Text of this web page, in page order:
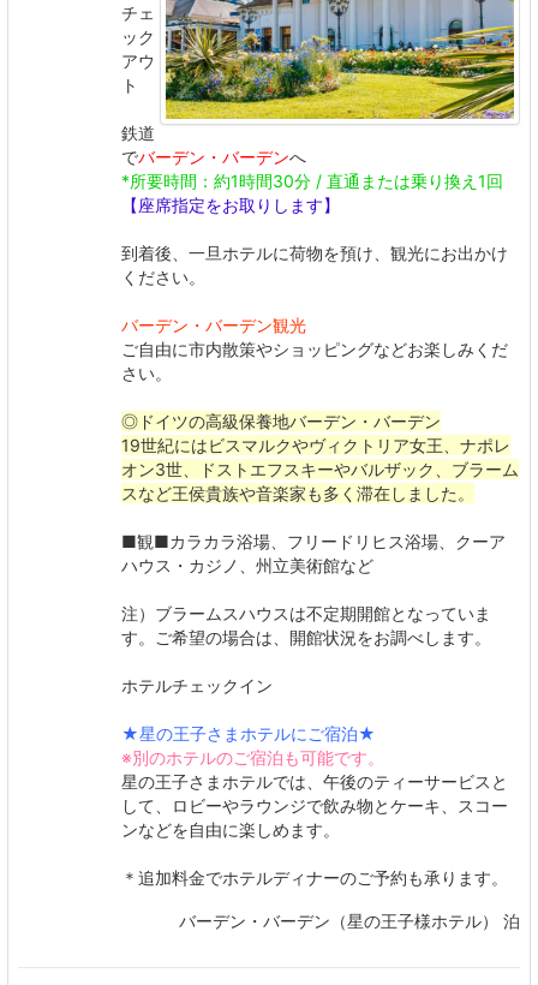
チェ
ック
アウ
ト
鉄道
でバーデン・バーデンへ
*所要時間：約1時間30分 / 直通または乗り換え1回
【座席指定をお取りします】
到着後、一旦ホテルに荷物を預け、観光にお出かけ
ください。
バーデン・バーデン観光
ご自由に市内散策やショッピングなどお楽しみくだ
さい。
◎ドイツの高級保養地バーデン・バーデン
19世紀にはビスマルクやヴィクトリア女王、ナポレ
オン3世、ドストエフスキーやバルザック、ブラーム
スなど王侯貴族や音楽家も多く滞在しました。
■観■カラカラ浴場、フリードリヒス浴場、クーア
ハウス・カジノ、州立美術館など
注）ブラームスハウスは不定期開館となっていま
す。ご希望の場合は、開館状況をお調べします。
ホテルチェックイン
★星の王子さまホテルにご宿泊★
※別のホテルのご宿泊も可能です。
星の王子さまホテルでは、午後のティーサービスと
して、ロビーやラウンジで飲み物とケーキ、スコー
ンなどを自由に楽しめます。
＊追加料金でホテルディナーのご予約も承ります。
バーデン・バーデン（星の王子様ホテル） 泊